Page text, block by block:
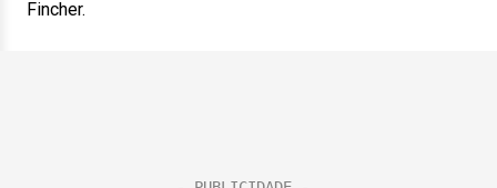
Fincher.